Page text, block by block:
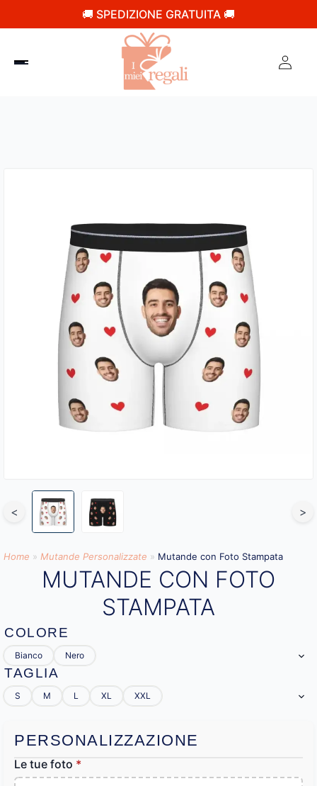
🚚 SPEDIZIONE GRATUITA 🚚
< >
Home » Mutande Personalizzate » Mutande con Foto Stampata
MUTANDE CON FOTO
STAMPATA
COLORE
Bianco Nero
TAGLIA
S M L XL XXL
PERSONALIZZAZIONE
Le tue foto *